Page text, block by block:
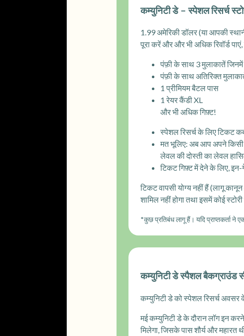
कम्युनिटी डे – स्पेशल रिसर्च
1.99 अमेरिकी डॉलर (या आपकी
पूरा करें और और भी अधिक रिवॉर्ड
पंफ़ी के साथ 3 मुलाकातें जिनमें
पंफ़ी के साथ अतिरिक्त
1 प्रीमियम बैटल पास
1 रेयर कैंडी XL
और भी अधिक गिफ़्ट!
स्पेशल रिसर्च के लिए टिकट
मत भूलिए: अब आप अपने
लेवल की दोस्ती का लेवल
टिकट गिफ़्ट में देने के लिए,
टिकट वापसी योग्य नहीं हैं (लागू
शामिल नहीं होगा तथा इसमें कोई स्टोरी
*कुछ प्रतिबंध लागू हैं। यदि प्राप्तकर्ता ने
कम्युनिटी डे स्पैशल बैकग्राउंड
कम्युनिटी डे को स्पेशल रिसर्च अवसर
मई कम्युनिटी डे के दौरान लॉग इन
मिलेगा, जिसके पास शौर्य और महारत